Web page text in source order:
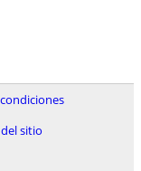
condiciones
sitio